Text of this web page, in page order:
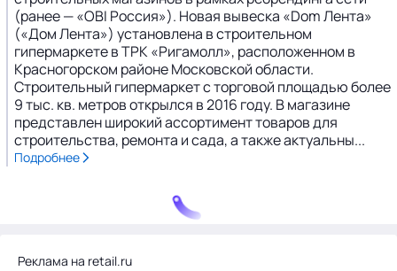
(ранее — «OBI Россия»). Новая вывеска «Dom Лента»
(«Дом Лента») установлена в строительном
гипермаркете в ТРК «Ригамолл», расположенном в
Красногорском районе Московской области.
Строительный гипермаркет с торговой площадью более
9 тыс. кв. метров открылся в 2016 году. В магазине
представлен широкий ассортимент товаров для
строительства, ремонта и сада, а также актуальны...
Подробнее
Реклама на retail.ru